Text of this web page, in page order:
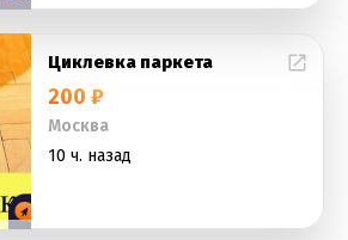
Циклевка паркета
200 ₽
Москва
10 ч. назад